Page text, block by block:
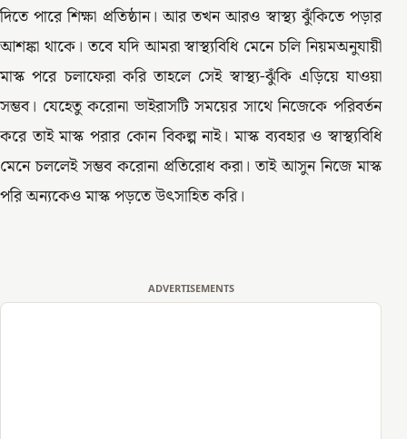
দিতে পারে শিক্ষা প্রতিষ্ঠান। আর তখন আরও স্বাস্থ্য ঝুঁকিতে পড়ার
আশঙ্কা থাকে। তবে যদি আমরা স্বাস্থ্যবিধি মেনে চলি নিয়মঅনুযায়ী
মাস্ক পরে চলাফেরা করি তাহলে সেই স্বাস্থ্য-ঝুঁকি এড়িয়ে যাওয়া
সম্ভব। যেহেতু করোনা ভাইরাসটি সময়ের সাথে নিজেকে পরিবর্তন
করে তাই মাস্ক পরার কোন বিকল্প নাই। মাস্ক ব্যবহার ও স্বাস্থ্যবিধি
মেনে চললেই সম্ভব করোনা প্রতিরোধ করা। তাই আসুন নিজে মাস্ক
পরি অন্যকেও মাস্ক পড়তে উৎসাহিত করি।
ADVERTISEMENTS